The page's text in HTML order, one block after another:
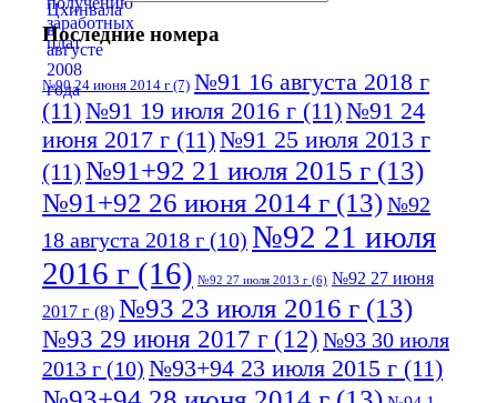
Последние номера
№90 24 июня 2014 г (7) №91 16 августа 2018 г
(11)№91 19 июля 2016 г (11)№91 24
июня 2017 г (11)№91 25 июля 2013 г
(11)№91+92 21 июля 2015 г (13)
№91+92 26 июня 2014 г (13)№92
18 августа 2018 г (10) №92 21 июля
2016 г (16) №92 27 июля 2013 г (6) №92 27 июня
2017 г (8) №93 23 июля 2016 г (13)
№93 29 июня 2017 г (12) №93 30 июля
2013 г (10) №93+94 23 июля 2015 г (11)